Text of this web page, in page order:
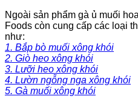
Ngoài sản phẩm gà ủ muối
Foods còn cung cấp các loại
như:
1. Bắp bò muối xông khói
2. Giò heo xông khói
3. Lưỡi heo xông khói
4. Lườn ngỗng nga xông khói
5. Gà muối xông khói